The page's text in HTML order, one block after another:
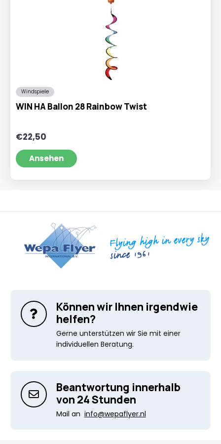
Windspiele
WIN HA Ballon 28 Rainbow Twist
€22,50
Ansehen
Können wir Ihnen irgendwie
helfen?
Gerne unterstützen wir Sie mit einer
individuellen Beratung.
Beantwortung innerhalb
von 24 Stunden
Mail an info@wepaflyer.nl